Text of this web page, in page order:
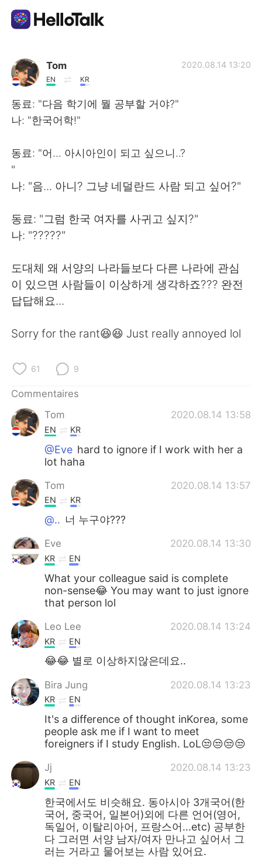
Appli d'échange linguistique
AI Grammar Checker
Français
العربية
日本語 한국어
Русский
Tom
EN KR
2020.08.14 13:20
동료: "다음 학기에 뭘 공부할 거야?"
나: "한국어학!"
동료: "어... 아시아인이 되고 싶으니..?
"
나: "음... 아니? 그냥 네덜란드 사람 되고 싶어?"
동료: "그럼 한국 여자를 사귀고 싶지?"
나: "?????"
도대체 왜 서양의 나라들보다 다른 나라에 관심
이 있으면 사람들이 이상하게 생각하죠??? 완전
답답해요...
Sorry for the rant😆😆 Just really annoyed lol
61 9
Commentaires
Tom
2020.08.14 13:58
EN KR
@Eve hard to ignore if I work with her a
lot haha
Tom 2020.08.14 13:57
EN KR
@.. 너 누구야???
Eve 2020.08.14 13:30
KR EN
What your colleague said is complete
non-sense😂 You may want to just ignore
that person lol
Leo Lee 2020.08.14 13:24
KR EN
😂😂 별로 이상하지않은데요..
Bira Jung 2020.08.14 13:23
KR EN
It's a difference of thought inKorea, some
people ask me if I want to meet
foreigners if I study English. LoL😒😒😒😒
Jj 2020.08.14 13:23
KR EN
한국에서도 비슷해요. 동아시아 3개국어(한
국어, 중국어, 일본어)외에 다른 언어(영어,
독일어, 이탈리아어, 프랑스어...etc) 공부한
다 그러면 서양 남자/여자 만나고 싶어서 그
러는 거라고 물어보는 사람 있어요.